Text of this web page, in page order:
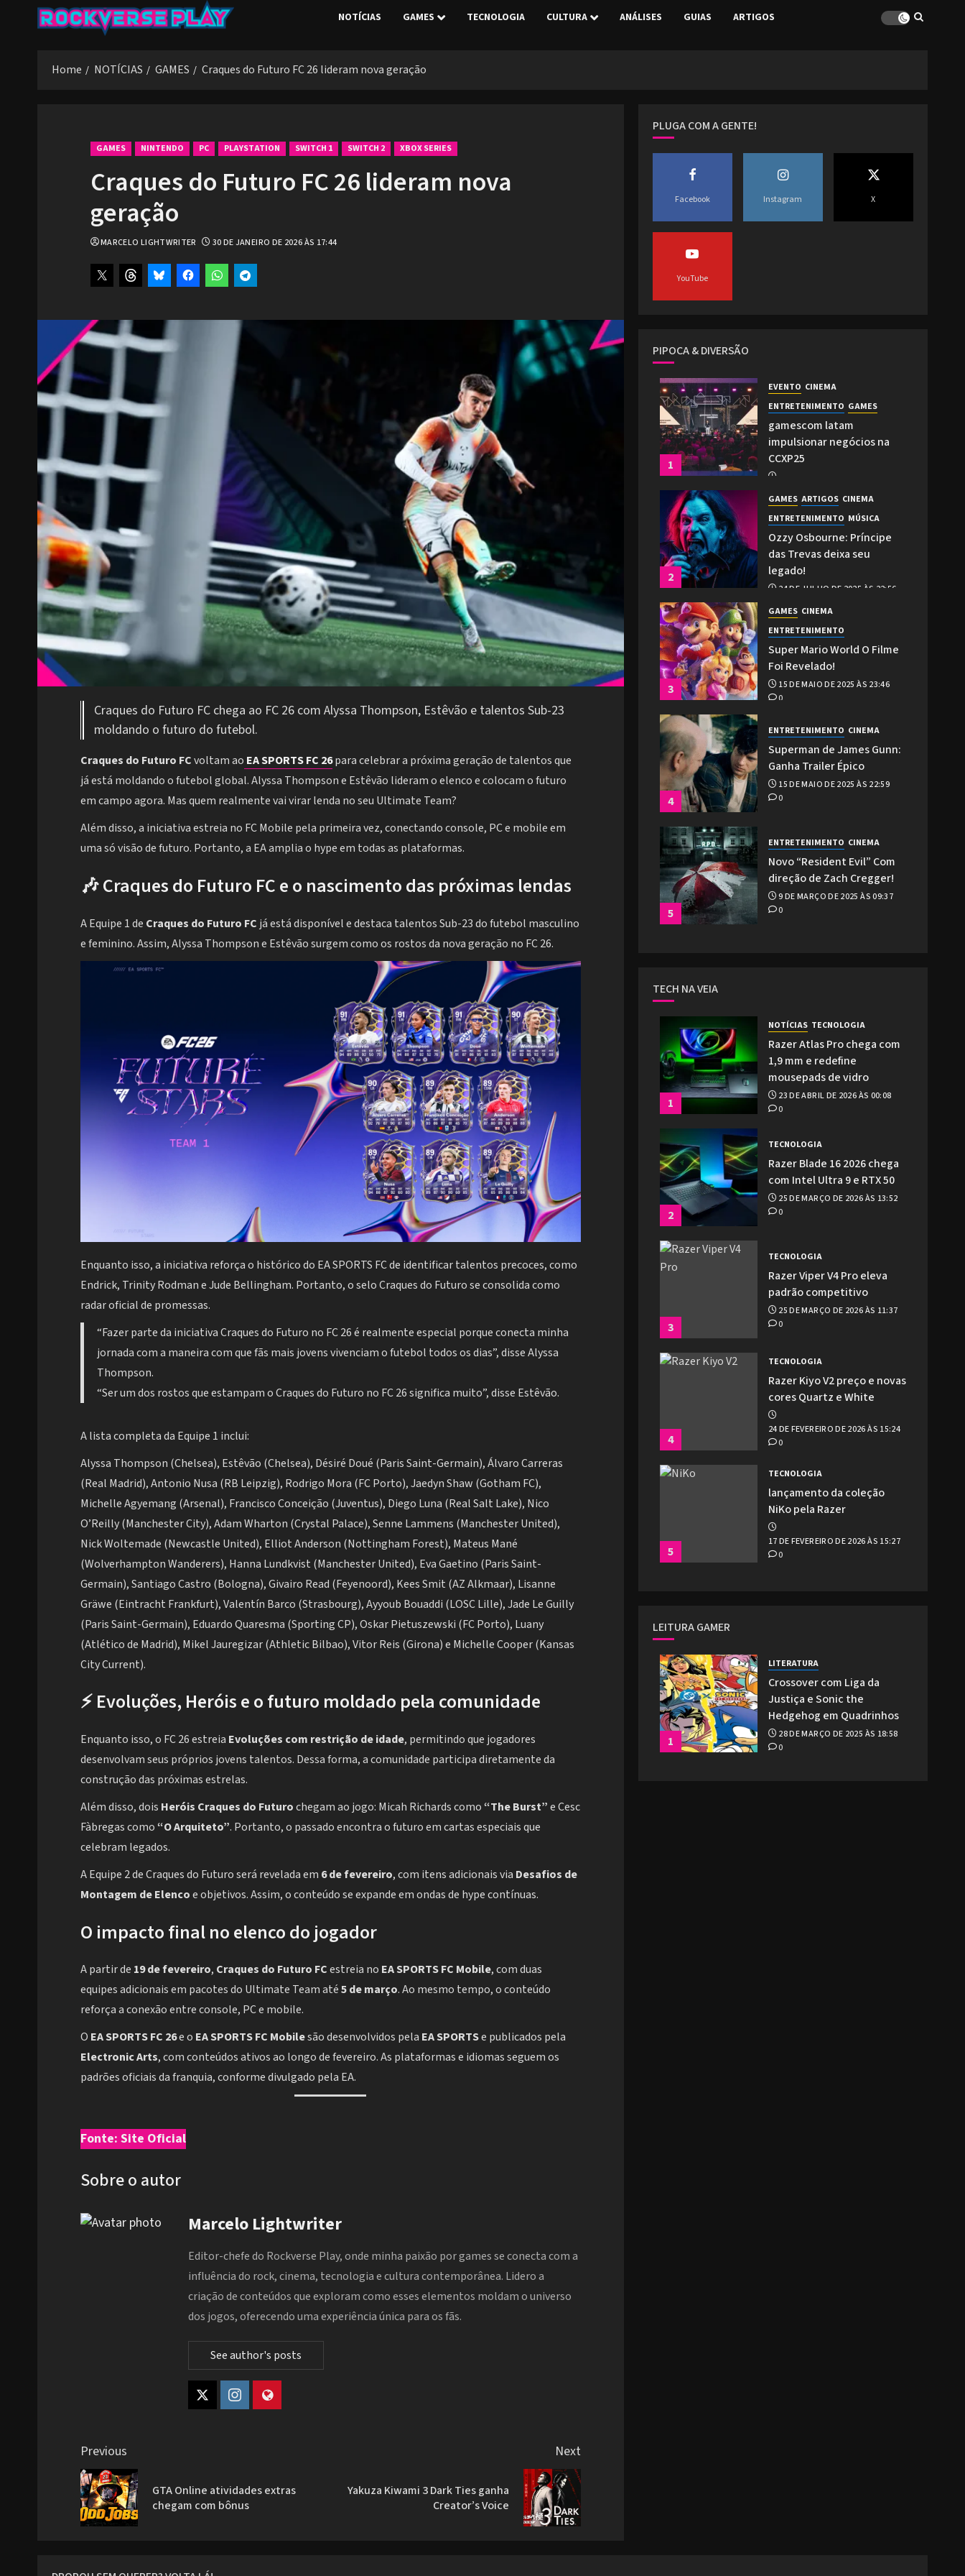
NOTÍCIAS GAMES TECNOLOGIA CULTURA ANÁLISES GUIAS ARTIGOS
Home NOTÍCIAS GAMES Craques do Futuro FC 26 lideram nova geração
GAMES NINTENDO PC PLAYSTATION SWITCH 1 SWITCH 2 XBOX SERIES
Craques do Futuro FC 26 lideram nova
geração
MARCELO LIGHTWRITER 30 DE JANEIRO DE 2026 ÀS 17:44
Craques do Futuro FC chega ao FC 26 com Alyssa Thompson, Estêvão e talentos Sub-23
moldando o futuro do futebol.
Craques do Futuro FCvoltam ao EA SPORTS FC 26para celebrar a próxima geração de talentos que
já está moldando o futebol global. Alyssa Thompson e Estêvão lideram o elenco e colocam o futuro
em campo agora. Mas quem realmente vai virar lenda no seu Ultimate Team?
Além disso, a iniciativa estreia no FC Mobile pela primeira vez, conectando console, PC e mobile em
uma só visão de futuro. Portanto, a EA amplia o hype em todas as plataformas.
🎶 Craques do Futuro FC e o nascimento das próximas lendas
A Equipe 1 de Craques do Futuro FC já está disponível e destaca talentos Sub-23 do futebol masculino
e feminino. Assim, Alyssa Thompson e Estêvão surgem como os rostos da nova geração no FC 26.
Enquanto isso, a iniciativa reforça o histórico do EA SPORTS FC de identificar talentos precoces, como
Endrick, Trinity Rodman e Jude Bellingham. Portanto, o selo Craques do Futuro se consolida como
radar oficial de promessas.
“Fazer parte da iniciativa Craques do Futuro no FC 26 é realmente especial porque conecta minha
jornada com a maneira com que fãs mais jovens vivenciam o futebol todos os dias”, disse Alyssa
Thompson.
“Ser um dos rostos que estampam o Craques do Futuro no FC 26 significa muito”, disse Estêvão.
A lista completa da Equipe 1 inclui:
Alyssa Thompson (Chelsea), Estêvão (Chelsea), Désiré Doué (Paris Saint-Germain), Álvaro Carreras
(Real Madrid), Antonio Nusa (RB Leipzig), Rodrigo Mora (FC Porto), Jaedyn Shaw (Gotham FC),
Michelle Agyemang (Arsenal), Francisco Conceição (Juventus), Diego Luna (Real Salt Lake), Nico
O’Reilly (Manchester City), Adam Wharton (Crystal Palace), Senne Lammens (Manchester United),
Nick Woltemade (Newcastle United), Elliot Anderson (Nottingham Forest), Mateus Mané
(Wolverhampton Wanderers), Hanna Lundkvist (Manchester United), Eva Gaetino (Paris Saint-
Germain), Santiago Castro (Bologna), Givairo Read (Feyenoord), Kees Smit (AZ Alkmaar), Lisanne
Gräwe (Eintracht Frankfurt), Valentín Barco (Strasbourg), Ayyoub Bouaddi (LOSC Lille), Jade Le Guilly
(Paris Saint-Germain), Eduardo Quaresma (Sporting CP), Oskar Pietuszewski (FC Porto), Luany
(Atlético de Madrid), Mikel Jauregizar (Athletic Bilbao), Vitor Reis (Girona) e Michelle Cooper (Kansas
City Current).
⚡ Evoluções, Heróis e o futuro moldado pela comunidade
Enquanto isso, o FC 26 estreia Evoluções com restrição de idade, permitindo que jogadores
desenvolvam seus próprios jovens talentos. Dessa forma, a comunidade participa diretamente da
construção das próximas estrelas.
Além disso, dois Heróis Craques do Futurochegam ao jogo: Micah Richards como “The Burst”e Cesc
Fàbregas como “O Arquiteto”. Portanto, o passado encontra o futuro em cartas especiais que
celebram legados.
A Equipe 2 de Craques do Futuro será revelada em 6 de fevereiro, com itens adicionais via Desafios de
Montagem de Elencoe objetivos. Assim, o conteúdo se expande em ondas de hype contínuas.
O impacto final no elenco do jogador
A partir de 19 de fevereiro, Craques do Futuro FCestreia no EA SPORTS FC Mobile, com duas
equipes adicionais em pacotes do Ultimate Team até5 de março. Ao mesmo tempo, o conteúdo
reforça a conexão entre console, PC e mobile.
O EA SPORTS FC 26e o EA SPORTS FC Mobilesão desenvolvidos pela EA SPORTSe publicados pela
Electronic Arts, com conteúdos ativos ao longo de fevereiro. As plataformas e idiomas seguem os
padrões oficiais da franquia, conforme divulgado pela EA.
Fonte: Site Oficial
Sobre o autor
Marcelo Lightwriter
Editor-chefe do Rockverse Play, onde minha paixão por games se conecta com a
influência do rock, cinema, tecnologia e cultura contemporânea. Lidero a
criação de conteúdos que exploram como esses elementos moldam o universo
dos jogos, oferecendo uma experiência única para os fãs.
See author's posts
Post
navigation
Previous
Previous
GTA Online atividades extras
chegam com bônus
Next
NextYakuza Kiwami 3 Dark Ties ganha
Creator’s Voice
PLUGA COM A GENTE!
Facebook Instagram X
YouTube
PIPOCA & DIVERSÃO
1
EVENTO CINEMA
ENTRETENIMENTO GAMES
gamescom latam
impulsionar negócios na
CCXP25
0
2
GAMES ARTIGOS CINEMA
ENTRETENIMENTO MÚSICA
Ozzy Osbourne: Príncipe
das Trevas deixa seu
legado!
24 DE JULHO DE 2025 ÀS 22:56
3
GAMES CINEMA
ENTRETENIMENTO
Super Mario World O Filme
Foi Revelado!
15 DE MAIO DE 2025 ÀS 23:46
0
4
ENTRETENIMENTO CINEMA
Superman de James Gunn:
Ganha Trailer Épico
15 DE MAIO DE 2025 ÀS 22:59
0
5
ENTRETENIMENTO CINEMA
Novo “Resident Evil” Com
direção de Zach Cregger!
9 DE MARÇO DE 2025 ÀS 09:37
0
TECH NA VEIA
1
NOTÍCIAS TECNOLOGIA
Razer Atlas Pro chega com
1,9 mm e redefine
mousepads de vidro
23 DE ABRIL DE 2026 ÀS 00:08
0
2
TECNOLOGIA
Razer Blade 16 2026 chega
com Intel Ultra 9 e RTX 50
25 DE MARÇO DE 2026 ÀS 13:52
0
3
TECNOLOGIA
Razer Viper V4 Pro eleva
padrão competitivo
25 DE MARÇO DE 2026 ÀS 11:37
0
4
TECNOLOGIA
Razer Kiyo V2 preço e novas
cores Quartz e White
24 DE FEVEREIRO DE 2026 ÀS 15:24
0
5
TECNOLOGIA
lançamento da coleção
NiKo pela Razer
17 DE FEVEREIRO DE 2026 ÀS 15:27
0
LEITURA GAMER
1
LITERATURA
Crossover com Liga da
Justiça e Sonic the
Hedgehog em Quadrinhos
28 DE MARÇO DE 2025 ÀS 18:58
0